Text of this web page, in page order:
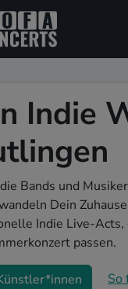
Indie
Bands und
Dein
Indie Live-
passen.
So